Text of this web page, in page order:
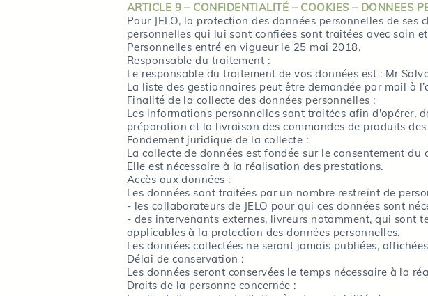
ARTICLE 9 – CONFIDENTIALITÉ – COOKIES – DONNEES
Pour JELO, la protection des données personnelles de
personnelles qui lui sont confiées sont traitées avec soin
Personnelles entré en vigueur le 25 mai 2018.
Responsable du traitement :
Le responsable du traitement de vos données est : Mr
La liste des gestionnaires peut être demandée par mail à
Finalité de la collecte des données personnelles :
Les informations personnelles sont traitées afin d'opérer,
préparation et la livraison des commandes de produits
Fondement juridique de la collecte :
La collecte de données est fondée sur le consentement du
Elle est nécessaire à la réalisation des prestations.
Accès aux données :
Les données sont traitées par un nombre restreint de
- les collaborateurs de JELO pour qui ces données sont
- des intervenants externes, livreurs notamment, qui sont
applicables à la protection des données personnelles.
Les données collectées ne seront jamais publiées,
Délai de conservation :
Les données seront conservées le temps nécessaire à la
Droits de la personne concernée :